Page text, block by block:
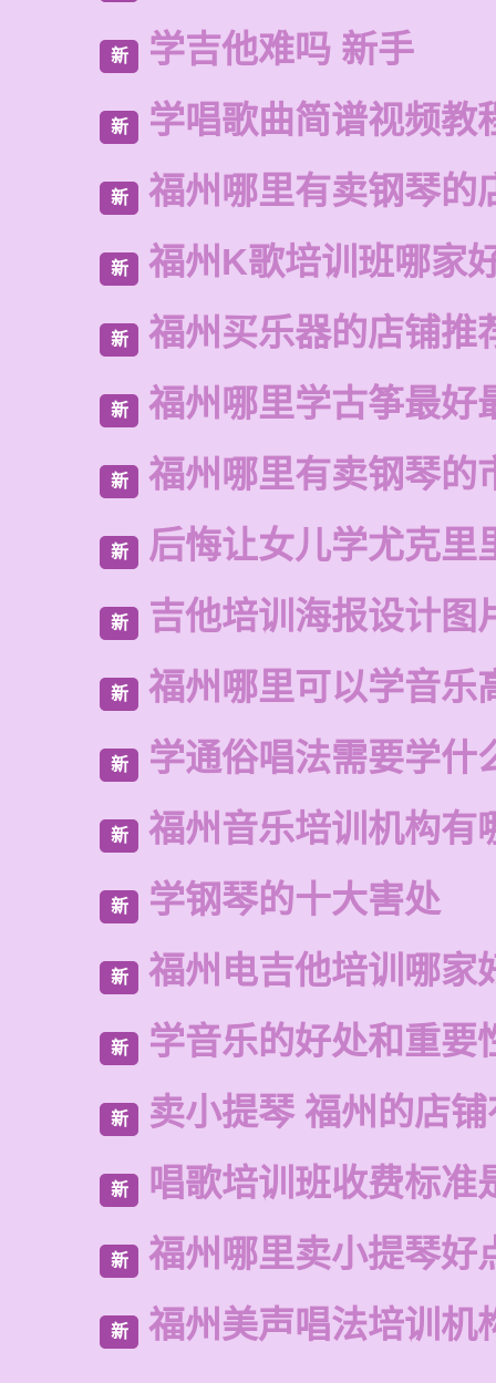
新 学吉他难吗 新手
新 学唱歌曲简谱视频教
新 福州哪里有卖钢琴的
新 福州K歌培训班哪家
新 福州买乐器的店铺推
新 福州哪里学古筝最好
新 福州哪里有卖钢琴的
新 后悔让女儿学尤克里
新 吉他培训海报设计图
新 福州哪里可以学音乐
新 学通俗唱法需要学什
新 福州音乐培训机构有
新 学钢琴的十大害处
新 福州电吉他培训哪家
新 学音乐的好处和重要
新 卖小提琴 福州的店
新 唱歌培训班收费标准
新 福州哪里卖小提琴好
新 福州美声唱法培训机